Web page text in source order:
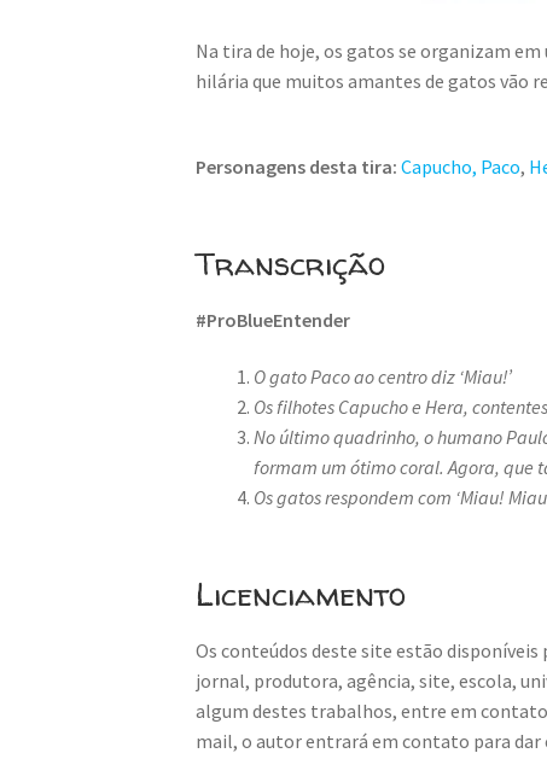
Na tira de hoje, os gatos se organizam
hilária que muitos amantes de gatos vão
Personagens desta tira: Capucho, Paco,
Transcrição
#ProBlueEntender
O gato Paco ao centro diz ‘Miau!’
Os filhotes Capucho e Hera,
No último quadrinho, o humano
formam um ótimo coral. Agora, que
Os gatos respondem com ‘Miau!
Licenciamento
Os conteúdos deste site estão
jornal, produtora, agência, site, escola,
algum destes trabalhos, entre em
mail, o autor entrará em contato para dar